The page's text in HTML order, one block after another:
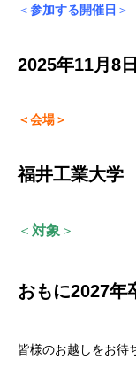
＜参加する開催日 ＞
2025年11月8
＜会場＞
福井工業大
＜ 対象 ＞
おもに2027年
皆様のお越しをお待